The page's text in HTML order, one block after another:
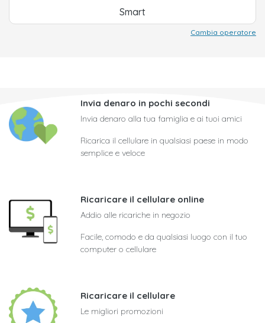
Smart
Cambia operatore
Invia denaro in pochi secondi
Invia denaro alla tua famiglia e ai tuoi amici
Ricarica il cellulare in qualsiasi paese in modo
semplice e veloce
Ricaricare il cellulare online
Addio alle ricariche in negozio
Facile, comodo e da qualsiasi luogo con il tuo
computer o cellulare
Ricaricare il cellulare
Le migliori promozioni